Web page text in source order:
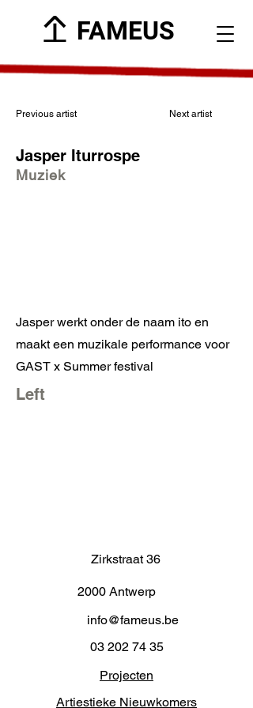
FAMEUS
Previous artist Next artist
Jasper Iturrospe
Muziek
Jasper werkt onder de naam ito en
maakt een muzikale performance voor
GAST x Summer festival
Left
Zirkstraat 36
2000 Antwerp
info@fameus.be
03 202 74 35
Projecten
Artiestieke Nieuwkomers